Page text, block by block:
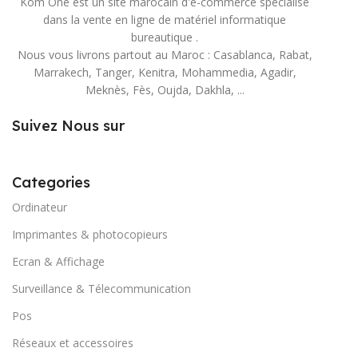
dans la vente en ligne de matériel informatique
bureautique .
Nous vous livrons partout au Maroc : Casablanca, Rabat,
Marrakech, Tanger, Kenitra, Mohammedia, Agadir,
Meknès, Fès, Oujda, Dakhla, ...
Suivez Nous sur
Categories
Ordinateur
Imprimantes & photocopieurs
Ecran & Affichage
Surveillance & Télecommunication
Pos
Réseaux et accessoires